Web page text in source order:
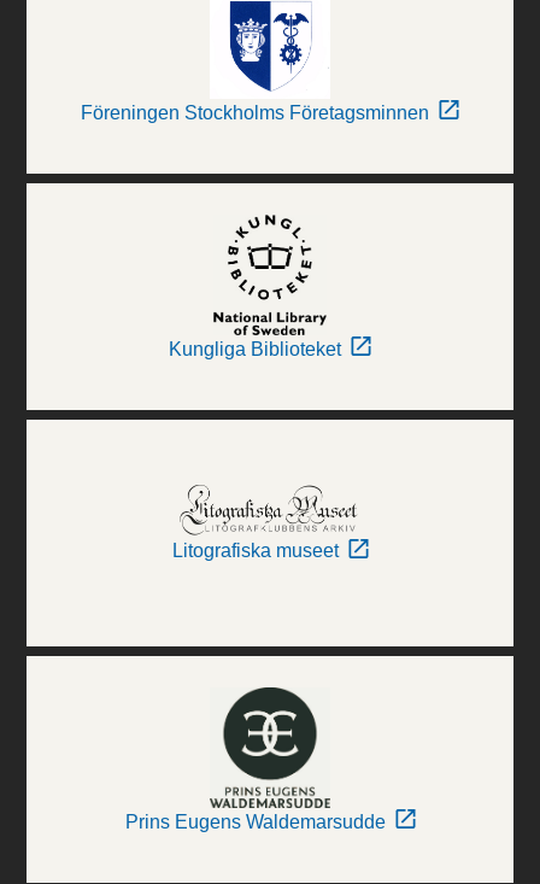
Föreningen Stockholms Företagsminnen
Kungliga Biblioteket
Litografiska museet
Prins Eugens Waldemarsudde